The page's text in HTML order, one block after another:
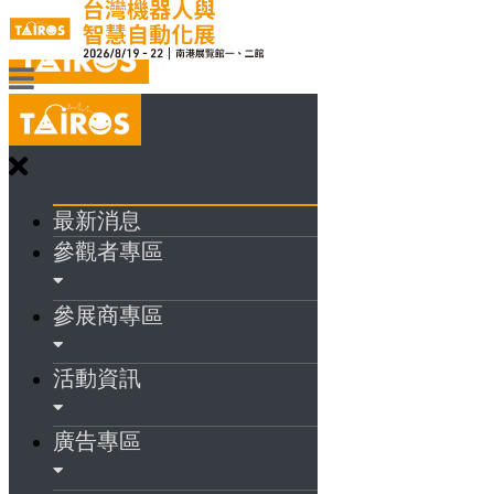
最新消息
參觀者專區
參展商專區
活動資訊
廣告專區